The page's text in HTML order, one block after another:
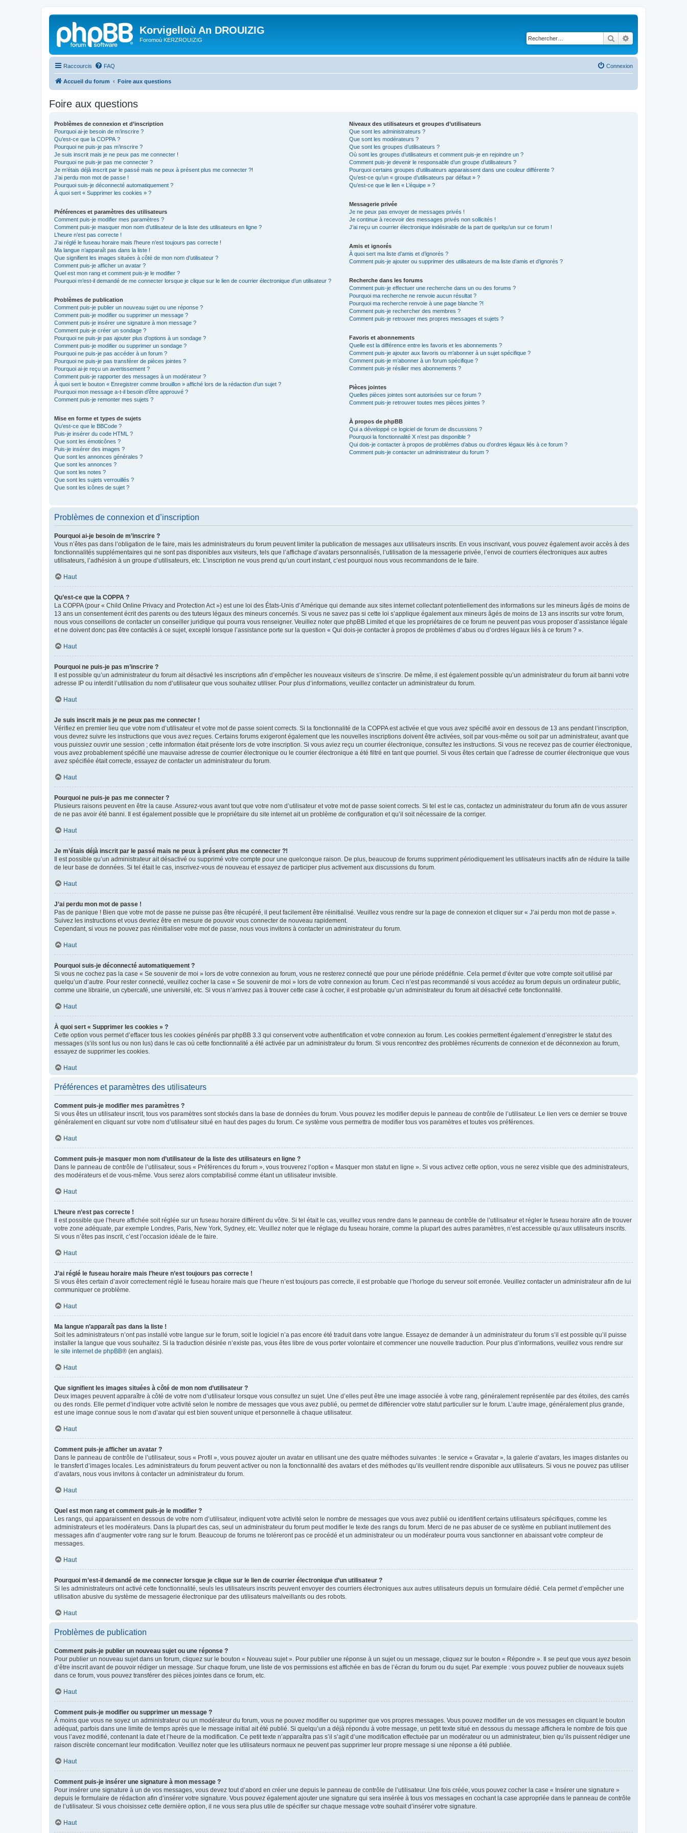
Korvigelloù An DROUIZIG
Foromoù KERZROUIZIG Rechercher
Raccourcis FAQ Connexion
Accueil du forum Foire aux questions
Foire aux questions
Problèmes de connexion et d’inscription
Pourquoi ai-je besoin de m’inscrire ?
Qu’est-ce que la COPPA ?
Pourquoi ne puis-je pas m’inscrire ?
Je suis inscrit mais je ne peux pas me connecter !
Pourquoi ne puis-je pas me connecter ?
Je m’étais déjà inscrit par le passé mais ne peux à présent plus me connecter ?!
J’ai perdu mon mot de passe !
Pourquoi suis-je déconnecté automatiquement ?
À quoi sert « Supprimer les cookies » ?
Préférences et paramètres des utilisateurs
Comment puis-je modifier mes paramètres ?
Comment puis-je masquer mon nom d’utilisateur de la liste des utilisateurs en ligne ?
L’heure n’est pas correcte !
J’ai réglé le fuseau horaire mais l’heure n’est toujours pas correcte !
Ma langue n’apparaît pas dans la liste !
Que signifient les images situées à côté de mon nom d’utilisateur ?
Comment puis-je afficher un avatar ?
Quel est mon rang et comment puis-je le modifier ?
Pourquoi m’est-il demandé de me connecter lorsque je clique sur le lien de courrier électronique d’un utilisateur ?
Problèmes de publication
Comment puis-je publier un nouveau sujet ou une réponse ?
Comment puis-je modifier ou supprimer un message ?
Comment puis-je insérer une signature à mon message ?
Comment puis-je créer un sondage ?
Pourquoi ne puis-je pas ajouter plus d’options à un sondage ?
Comment puis-je modifier ou supprimer un sondage ?
Pourquoi ne puis-je pas accéder à un forum ?
Pourquoi ne puis-je pas transférer de pièces jointes ?
Pourquoi ai-je reçu un avertissement ?
Comment puis-je rapporter des messages à un modérateur ?
À quoi sert le bouton « Enregistrer comme brouillon » affiché lors de la rédaction d’un sujet ?
Pourquoi mon message a-t-il besoin d’être approuvé ?
Comment puis-je remonter mes sujets ?
Mise en forme et types de sujets
Qu’est-ce que le BBCode ?
Puis-je insérer du code HTML ?
Que sont les émoticônes ?
Puis-je insérer des images ?
Que sont les annonces générales ?
Que sont les annonces ?
Que sont les notes ?
Que sont les sujets verrouillés ?
Que sont les icônes de sujet ?
Niveaux des utilisateurs et groupes d’utilisateurs
Que sont les administrateurs ?
Que sont les modérateurs ?
Que sont les groupes d’utilisateurs ?
Où sont les groupes d’utilisateurs et comment puis-je en rejoindre un ?
Comment puis-je devenir le responsable d’un groupe d’utilisateurs ?
Pourquoi certains groupes d’utilisateurs apparaissent dans une couleur différente ?
Qu’est-ce qu’un « groupe d’utilisateurs par défaut » ?
Qu’est-ce que le lien « L’équipe » ?
Messagerie privée
Je ne peux pas envoyer de messages privés !
Je continue à recevoir des messages privés non sollicités !
J’ai reçu un courrier électronique indésirable de la part de quelqu’un sur ce forum !
Amis et ignorés
À quoi sert ma liste d’amis et d’ignorés ?
Comment puis-je ajouter ou supprimer des utilisateurs de ma liste d’amis et d’ignorés ?
Recherche dans les forums
Comment puis-je effectuer une recherche dans un ou des forums ?
Pourquoi ma recherche ne renvoie aucun résultat ?
Pourquoi ma recherche renvoie à une page blanche ?!
Comment puis-je rechercher des membres ?
Comment puis-je retrouver mes propres messages et sujets ?
Favoris et abonnements
Quelle est la différence entre les favoris et les abonnements ?
Comment puis-je ajouter aux favoris ou m’abonner à un sujet spécifique ?
Comment puis-je m’abonner à un forum spécifique ?
Comment puis-je résilier mes abonnements ?
Pièces jointes
Quelles pièces jointes sont autorisées sur ce forum ?
Comment puis-je retrouver toutes mes pièces jointes ?
À propos de phpBB
Qui a développé ce logiciel de forum de discussions ?
Pourquoi la fonctionnalité X n’est pas disponible ?
Qui dois-je contacter à propos de problèmes d’abus ou d’ordres légaux liés à ce forum ?
Comment puis-je contacter un administrateur du forum ?
Problèmes de connexion et d’inscription
Pourquoi ai-je besoin de m’inscrire ?
Vous n’êtes pas dans l’obligation de le faire, mais les administrateurs du forum peuvent limiter la publication de messages aux utilisateurs inscrits. En vous inscrivant, vous pouvez également avoir accès à des
fonctionnalités supplémentaires qui ne sont pas disponibles aux visiteurs, tels que l’affichage d’avatars personnalisés, l’utilisation de la messagerie privée, l’envoi de courriers électroniques aux autres
utilisateurs, l’adhésion à un groupe d’utilisateurs, etc. L’inscription ne vous prend qu’un court instant, c’est pourquoi nous vous recommandons de le faire.
Haut
Qu’est-ce que la COPPA ?
La COPPA (pour « Child Online Privacy and Protection Act ») est une loi des États-Unis d’Amérique qui demande aux sites internet collectant potentiellement des informations sur les mineurs âgés de moins de
13 ans un consentement écrit des parents ou des tuteurs légaux des mineurs concernés. Si vous ne savez pas si cette loi s’applique également aux mineurs âgés de moins de 13 ans inscrits sur votre forum,
nous vous conseillons de contacter un conseiller juridique qui pourra vous renseigner. Veuillez noter que phpBB Limited et que les propriétaires de ce forum ne peuvent pas vous proposer d’assistance légale
et ne doivent donc pas être contactés à ce sujet, excepté lorsque l’assistance porte sur la question « Qui dois-je contacter à propos de problèmes d’abus ou d’ordres légaux liés à ce forum ? ».
Haut
Pourquoi ne puis-je pas m’inscrire ?
Il est possible qu’un administrateur du forum ait désactivé les inscriptions afin d’empêcher les nouveaux visiteurs de s’inscrire. De même, il est également possible qu’un administrateur du forum ait banni votre
adresse IP ou interdit l’utilisation du nom d’utilisateur que vous souhaitez utiliser. Pour plus d’informations, veuillez contacter un administrateur du forum.
Haut
Je suis inscrit mais je ne peux pas me connecter !
Vérifiez en premier lieu que votre nom d’utilisateur et votre mot de passe soient corrects. Si la fonctionnalité de la COPPA est activée et que vous avez spécifié avoir en dessous de 13 ans pendant l’inscription,
vous devrez suivre les instructions que vous avez reçues. Certains forums exigeront également que les nouvelles inscriptions doivent être activées, soit par vous-même ou soit par un administrateur, avant que
vous puissiez ouvrir une session ; cette information était présente lors de votre inscription. Si vous aviez reçu un courrier électronique, consultez les instructions. Si vous ne recevez pas de courrier électronique,
vous avez probablement spécifié une mauvaise adresse de courrier électronique ou le courrier électronique a été filtré en tant que pourriel. Si vous êtes certain que l’adresse de courrier électronique que vous
avez spécifiée était correcte, essayez de contacter un administrateur du forum.
Haut
Pourquoi ne puis-je pas me connecter ?
Plusieurs raisons peuvent en être la cause. Assurez-vous avant tout que votre nom d’utilisateur et votre mot de passe soient corrects. Si tel est le cas, contactez un administrateur du forum afin de vous assurer
de ne pas avoir été banni. Il est également possible que le propriétaire du site internet ait un problème de configuration et qu’il soit nécessaire de la corriger.
Haut
Je m’étais déjà inscrit par le passé mais ne peux à présent plus me connecter ?!
Il est possible qu’un administrateur ait désactivé ou supprimé votre compte pour une quelconque raison. De plus, beaucoup de forums suppriment périodiquement les utilisateurs inactifs afin de réduire la taille
de leur base de données. Si tel était le cas, inscrivez-vous de nouveau et essayez de participer plus activement aux discussions du forum.
Haut
J’ai perdu mon mot de passe !
Pas de panique ! Bien que votre mot de passe ne puisse pas être récupéré, il peut facilement être réinitialisé. Veuillez vous rendre sur la page de connexion et cliquer sur « J’ai perdu mon mot de passe ».
Suivez les instructions et vous devriez être en mesure de pouvoir vous connecter de nouveau rapidement.
Cependant, si vous ne pouvez pas réinitialiser votre mot de passe, nous vous invitons à contacter un administrateur du forum.
Haut
Pourquoi suis-je déconnecté automatiquement ?
Si vous ne cochez pas la case « Se souvenir de moi » lors de votre connexion au forum, vous ne resterez connecté que pour une période prédéfinie. Cela permet d’éviter que votre compte soit utilisé par
quelqu’un d’autre. Pour rester connecté, veuillez cocher la case « Se souvenir de moi » lors de votre connexion au forum. Ceci n’est pas recommandé si vous accédez au forum depuis un ordinateur public,
comme une librairie, un cybercafé, une université, etc. Si vous n’arrivez pas à trouver cette case à cocher, il est probable qu’un administrateur du forum ait désactivé cette fonctionnalité.
Haut
À quoi sert « Supprimer les cookies » ?
Cette option vous permet d’effacer tous les cookies générés par phpBB 3.3 qui conservent votre authentification et votre connexion au forum. Les cookies permettent également d’enregistrer le statut des
messages (s’ils sont lus ou non lus) dans le cas où cette fonctionnalité a été activée par un administrateur du forum. Si vous rencontrez des problèmes récurrents de connexion et de déconnexion au forum,
essayez de supprimer les cookies.
Haut
Préférences et paramètres des utilisateurs
Comment puis-je modifier mes paramètres ?
Si vous êtes un utilisateur inscrit, tous vos paramètres sont stockés dans la base de données du forum. Vous pouvez les modifier depuis le panneau de contrôle de l’utilisateur. Le lien vers ce dernier se trouve
généralement en cliquant sur votre nom d’utilisateur situé en haut des pages du forum. Ce système vous permettra de modifier tous vos paramètres et toutes vos préférences.
Haut
Comment puis-je masquer mon nom d’utilisateur de la liste des utilisateurs en ligne ?
Dans le panneau de contrôle de l’utilisateur, sous « Préférences du forum », vous trouverez l’option « Masquer mon statut en ligne ». Si vous activez cette option, vous ne serez visible que des administrateurs,
des modérateurs et de vous-même. Vous serez alors comptabilisé comme étant un utilisateur invisible.
Haut
L’heure n’est pas correcte !
Il est possible que l’heure affichée soit réglée sur un fuseau horaire différent du vôtre. Si tel était le cas, veuillez vous rendre dans le panneau de contrôle de l’utilisateur et régler le fuseau horaire afin de trouver
votre zone adéquate, par exemple Londres, Paris, New York, Sydney, etc. Veuillez noter que le réglage du fuseau horaire, comme la plupart des autres paramètres, n’est accessible qu’aux utilisateurs inscrits.
Si vous n’êtes pas inscrit, c’est l’occasion idéale de le faire.
Haut
J’ai réglé le fuseau horaire mais l’heure n’est toujours pas correcte !
Si vous êtes certain d’avoir correctement réglé le fuseau horaire mais que l’heure n’est toujours pas correcte, il est probable que l’horloge du serveur soit erronée. Veuillez contacter un administrateur afin de lui
communiquer ce problème.
Haut
Ma langue n’apparaît pas dans la liste !
Soit les administrateurs n’ont pas installé votre langue sur le forum, soit le logiciel n’a pas encore été traduit dans votre langue. Essayez de demander à un administrateur du forum s’il est possible qu’il puisse
installer la langue que vous souhaitez. Si la traduction désirée n’existe pas, vous êtes libre de vous porter volontaire et commencer une nouvelle traduction. Pour plus d’informations, veuillez vous rendre sur
le site internet de phpBB® (en anglais).
Haut
Que signifient les images situées à côté de mon nom d’utilisateur ?
Deux images peuvent apparaître à côté de votre nom d’utilisateur lorsque vous consultez un sujet. Une d’elles peut être une image associée à votre rang, généralement représentée par des étoiles, des carrés
ou des ronds. Elle permet d’indiquer votre activité selon le nombre de messages que vous avez publié, ou permet de différencier votre statut particulier sur le forum. L’autre image, généralement plus grande,
est une image connue sous le nom d’avatar qui est bien souvent unique et personnelle à chaque utilisateur.
Haut
Comment puis-je afficher un avatar ?
Dans le panneau de contrôle de l’utilisateur, sous « Profil », vous pouvez ajouter un avatar en utilisant une des quatre méthodes suivantes : le service « Gravatar », la galerie d’avatars, les images distantes ou
le transfert d’images locales. Les administrateurs du forum peuvent activer ou non la fonctionnalité des avatars et des méthodes qu’ils veuillent rendre disponible aux utilisateurs. Si vous ne pouvez pas utiliser
d’avatars, nous vous invitons à contacter un administrateur du forum.
Haut
Quel est mon rang et comment puis-je le modifier ?
Les rangs, qui apparaissent en dessous de votre nom d’utilisateur, indiquent votre activité selon le nombre de messages que vous avez publié ou identifient certains utilisateurs spécifiques, comme les
administrateurs et les modérateurs. Dans la plupart des cas, seul un administrateur du forum peut modifier le texte des rangs du forum. Merci de ne pas abuser de ce système en publiant inutilement des
messages afin d’augmenter votre rang sur le forum. Beaucoup de forums ne toléreront pas ce procédé et un administrateur ou un modérateur pourra vous sanctionner en abaissant votre compteur de
messages.
Haut
Pourquoi m’est-il demandé de me connecter lorsque je clique sur le lien de courrier électronique d’un utilisateur ?
Si les administrateurs ont activé cette fonctionnalité, seuls les utilisateurs inscrits peuvent envoyer des courriers électroniques aux autres utilisateurs depuis un formulaire dédié. Cela permet d’empêcher une
utilisation abusive du système de messagerie électronique par des utilisateurs malveillants ou des robots.
Haut
Problèmes de publication
Comment puis-je publier un nouveau sujet ou une réponse ?
Pour publier un nouveau sujet dans un forum, cliquez sur le bouton « Nouveau sujet ». Pour publier une réponse à un sujet ou un message, cliquez sur le bouton « Répondre ». Il se peut que vous ayez besoin
d’être inscrit avant de pouvoir rédiger un message. Sur chaque forum, une liste de vos permissions est affichée en bas de l’écran du forum ou du sujet. Par exemple : vous pouvez publier de nouveaux sujets
dans ce forum, vous pouvez transférer des pièces jointes dans ce forum, etc.
Haut
Comment puis-je modifier ou supprimer un message ?
À moins que vous ne soyez un administrateur ou un modérateur du forum, vous ne pouvez modifier ou supprimer que vos propres messages. Vous pouvez modifier un de vos messages en cliquant le bouton
adéquat, parfois dans une limite de temps après que le message initial ait été publié. Si quelqu’un a déjà répondu à votre message, un petit texte situé en dessous du message affichera le nombre de fois que
vous l’avez modifié, contenant la date et l’heure de la modification. Ce petit texte n’apparaîtra pas s’il s’agit d’une modification effectuée par un modérateur ou un administrateur, bien qu’ils puissent rédiger une
raison discrète concernant leur modification. Veuillez noter que les utilisateurs normaux ne peuvent pas supprimer leur propre message si une réponse a été publiée.
Haut
Comment puis-je insérer une signature à mon message ?
Pour insérer une signature à un de vos messages, vous devez tout d’abord en créer une depuis le panneau de contrôle de l’utilisateur. Une fois créée, vous pouvez cocher la case « Insérer une signature »
depuis le formulaire de rédaction afin d’insérer votre signature. Vous pouvez également ajouter une signature qui sera insérée à tous vos messages en cochant la case appropriée dans le panneau de contrôle
de l’utilisateur. Si vous choisissez cette dernière option, il ne vous sera plus utile de spécifier sur chaque message votre souhait d’insérer votre signature.
Haut